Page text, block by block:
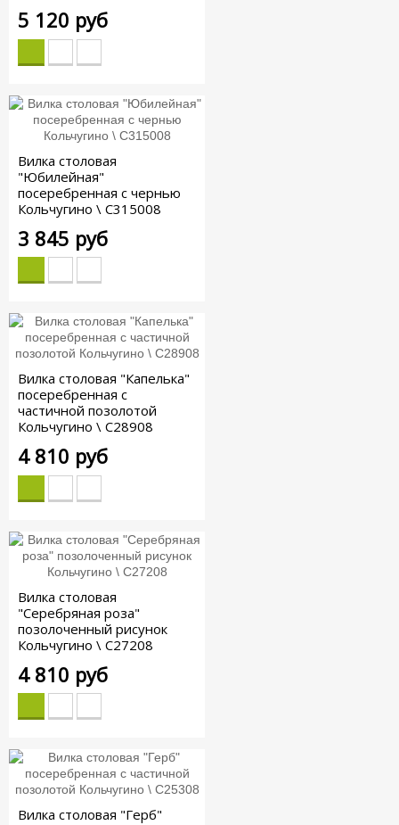
5 120 руб
Вилка столовая
"Юбилейная"
посеребренная с чернью
Кольчугино \ С315008
3 845 руб
Вилка столовая "Капелька"
посеребренная с
частичной позолотой
Кольчугино \ С28908
4 810 руб
Вилка столовая
"Серебряная роза"
позолоченный рисунок
Кольчугино \ С27208
4 810 руб
Вилка столовая "Герб"